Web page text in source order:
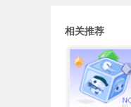
相关推荐